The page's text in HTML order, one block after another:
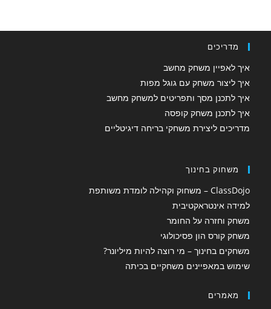
מדריכים
איך לאפיין משחק מחשב
איך ליצור משחק עם גוגל מפות
איך לתכנן מסך ותפריטים למשחק מחשב
איך לתכנן משחק קופסה
מדריכים ליצירת משחקי בריחה דיגיטליים
משחוק בחינוך
ClassDojo – משחוק וקהילה לומדת משותפת
למידה אינטראקטיבית
משחק וחזרה על החומר
משחק קורס הון פסיכולוגי
משחקים בחינוך – מי רוצה להיות מיליונר?
שימוש במאפיינים משחקיים בכיתה
מאמרים